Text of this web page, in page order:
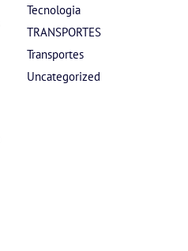
Tecnologia
TRANSPORTES
Transportes
Uncategorized